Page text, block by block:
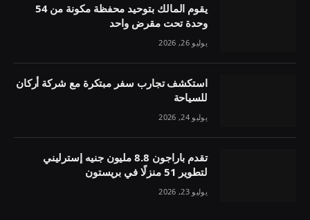
يقوم المالك بتوحيد محفظة مكونة من 54
وحدة تحت مقرض واحد
يوليو 26, 2026
استكشف تجارب سفر مبتكرة مع شركة أركان
للسياحة
يوليو 24, 2026
تقدم باراجون 8.8 مليون جنيه إسترليني
لتطوير 51 منزلًا في بريستون
يوليو 23, 2026